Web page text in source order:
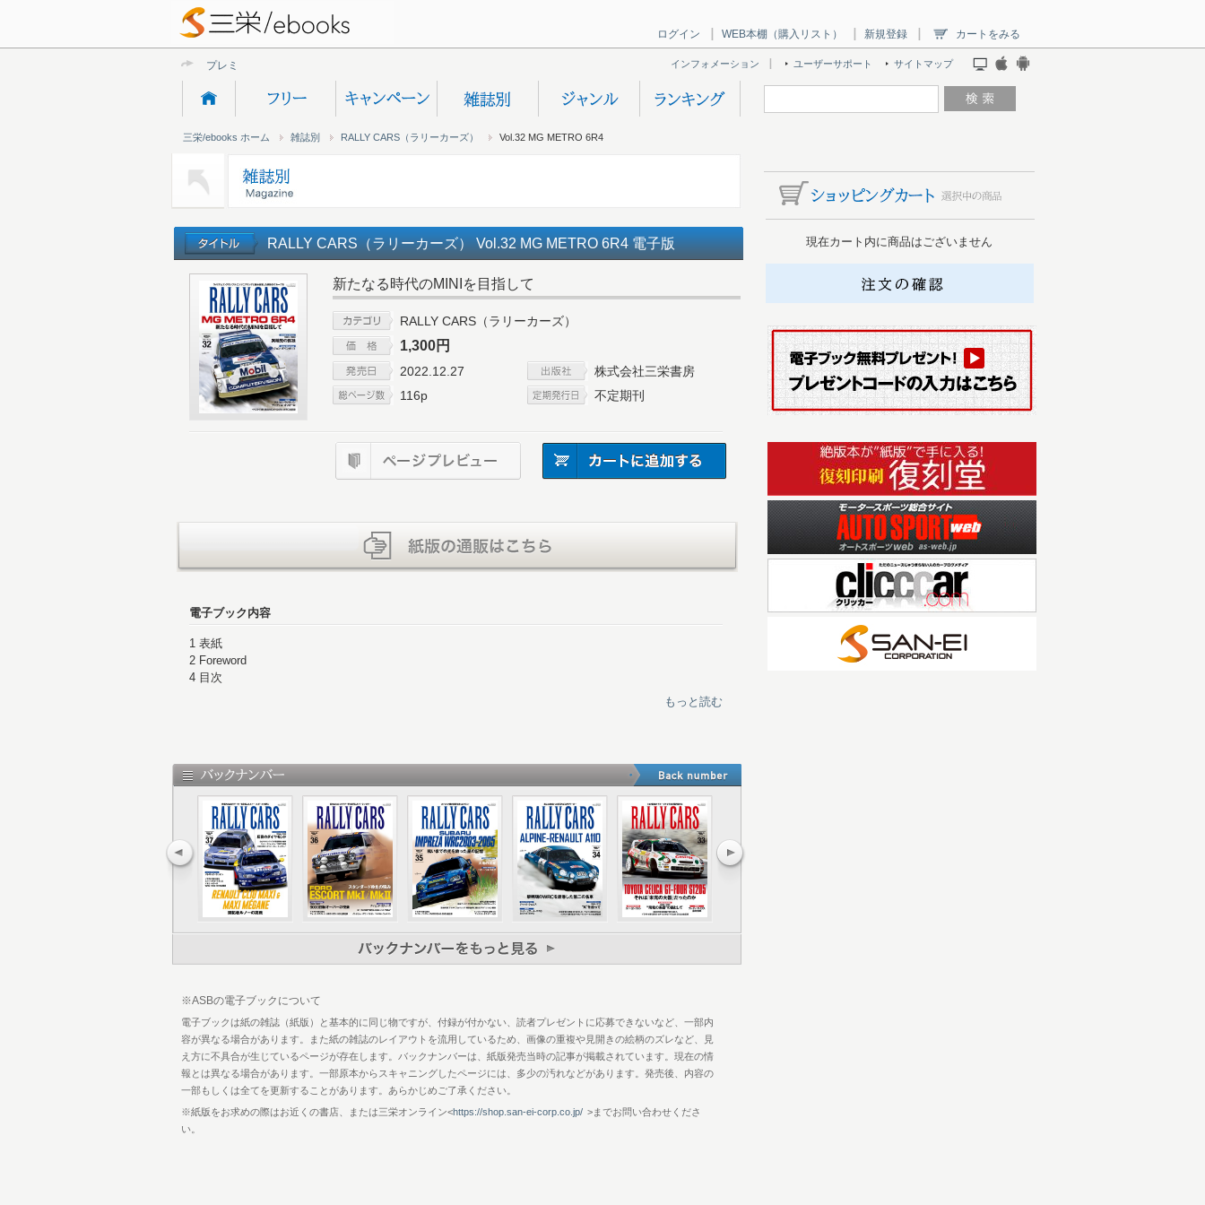
ログイン WEB本棚（購入リスト） 新規登録 カートをみる
インフォメーション ユーザーサポート サイトマップ
プレミアムオン
三栄/ebooks ホーム 雑誌別 RALLY CARS（ラリーカーズ） Vol.32 MG METRO 6R4
RALLY CARS（ラリーカーズ） Vol.32 MG METRO 6R4 電子版
新たなる時代のMINIを目指して
RALLY CARS（ラリーカーズ）
1,300円
2022.12.27
株式会社三栄書房
116p
不定期刊
電子ブック内容
1 表紙
2 Foreword
4 目次
50 ターボなんて不要 個性的な大排気量NAエンジン搭載グループBの成り立ち
52 英国魂の残照 イギリス・モータースポーツ界の叡智が集結したプロジェクト
60 ［Interview with Key Person］ジョン・ダベンポート
68 糸口は見えていたか？ シャシーエンジニアが残したテクニカルノート
72 その自然吸気エンジンに優位性はあったのか 再考：V64V
74 コラム 追想のメトロ1 セナが駆った6R4
76 インタビュー：マルコム・ウィルソン マルコムの選択
82 6R4最多勝ドライバー、ディディエ・オリオール 私が愛した、6R4。
88 ハリ・トイボネンがドライブした、白いメトロ6R4 兄のあと推しで得た、ワークスカー
92 錆びない宝 英国に刻まれた忘れ難き記憶
100 ブリーン家を象徴する1台との再会 ラリー人生の起点、そして活力
106 コラム 追想のメトロ2 “レイトンハウス”を纏った6R4
108 WRCフォトグラファーラインハルト・クライン 走らせて楽しむ、グループBラリーカー
114 読者プレゼント／奥付
もっと読む
※ASBの電子ブックについて
電子ブックは紙の雑誌（紙版）と基本的に同じ物ですが、付録が付かない、読者プレゼントに応募できないなど、一部内
容が異なる場合があります。また紙の雑誌のレイアウトを流用しているため、画像の重複や見開きの絵柄のズレなど、見
え方に不具合が生じているページが存在します。バックナンバーは、紙版発売当時の記事が掲載されています。現在の情
報とは異なる場合があります。一部原本からスキャニングしたページには、多少の汚れなどがあります。発売後、内容の
一部もしくは全てを更新することがあります。あらかじめご了承ください。
※紙版をお求めの際はお近くの書店、または三栄オンライン<https://shop.san-ei-corp.co.jp/ >までお問い合わせくださ
い。
現在カート内に商品はございません